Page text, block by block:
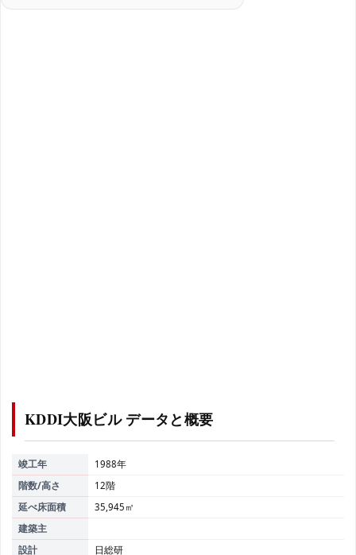
KDDI大阪ビルデータと概要
竣工年
1988年
階数/高さ
12階
延べ床面積
35,945㎡
建築主
設計
日総研